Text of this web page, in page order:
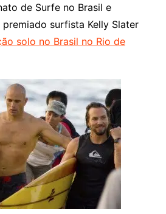
de Surfe no Brasil e
surfista Kelly Slater
solo no Brasil no Rio de